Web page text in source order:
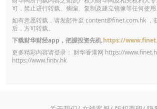
可，禁止进行转载、摘编、复制及建立镜像等任何使用
如有意愿转载，请发邮件至 content@finet.com.hk
后，方可转载。
下载财华财经app，把握投资先机 https://
更多精彩内容请登录： 财华香港网 https://
https://www.fintv.hk